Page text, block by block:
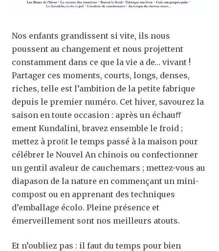
Nos enfants grandissent si vite, ils nous
poussent au changement et nous projettent
constamment dans ce que la vie a de… vivant !
Partager ces moments, courts, longs, denses,
riches, telle est l’ambition de la petite fabrique
depuis le premier numéro. Cet hiver, savourez la
saison en toute occasion : après un échauﬀ
ement Kundalini, bravez ensemble le froid ;
mettez à proﬁt le temps passé à la maison pour
célébrer le Nouvel An chinois ou confectionner
un gentil avaleur de cauchemars ; mettez-vous au
diapason de la nature en commençant un mini-
compost ou en apprenant des techniques
d’emballage écolo. Pleine présence et
émerveillement sont nos meilleurs atouts.
Et n’oubliez pas : il faut du temps pour bien